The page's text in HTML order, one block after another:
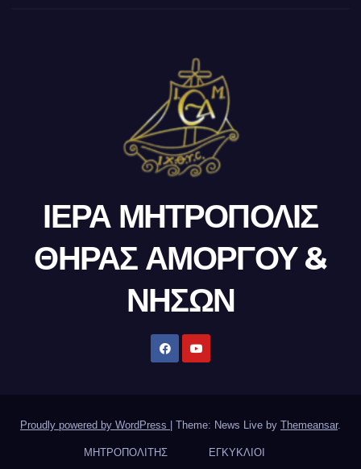
ΙΕΡΑ ΜΗΤΡΟΠΟΛΙΣ
ΘΗΡΑΣ ΑΜΟΡΓΟΥ &
ΝΗΣΩΝ
Proudly powered by WordPress Theme: News Live by Themeansar.
ΜΗΤΡΟΠΟΛΙΤΗΣ ΕΓΚΥΚΛΙΟΙ